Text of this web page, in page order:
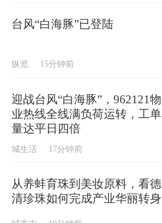
台风“白海豚”已登陆
纵览 15分钟前
迎战台风“白海豚”，962121物
业热线全线满负荷运转，工单
量达平日四倍
城生活 17分钟前
从养蚌育珠到美妆原料，看德
清珍珠如何完成产业华丽转身